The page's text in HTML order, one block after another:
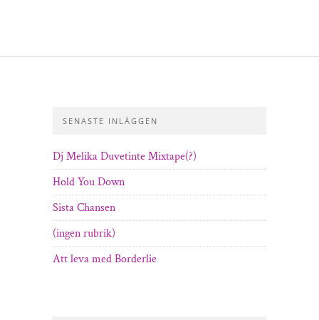
SENASTE INLÄGGEN
Dj Melika Duvetinte Mixtape(?)
Hold You Down
Sista Chansen
(ingen rubrik)
Att leva med Borderlie